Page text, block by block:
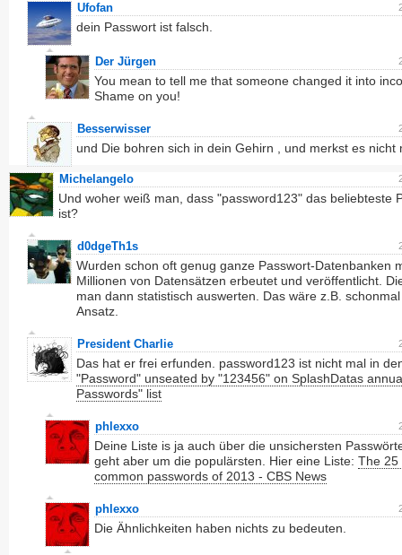
Ufofan
dein Passwort ist falsch.
Der Jürgen
You mean to tell me that someone changed it into
Shame on you!
Besserwisser
und Die bohren sich in dein Gehirn , und merkst es nicht
Michelangelo
Und woher weiß man, dass "password123" das beliebteste
ist?
d0dgeTh1s
Wurden schon oft genug ganze Passwort-Datenbanken
Millionen von Datensätzen erbeutet und veröffentlicht.
man dann statistisch auswerten. Das wäre z.B.
Ansatz.
President Charlie
Das hat er frei erfunden. password123 ist nicht mal in
"Password" unseated by "123456" on SplashDatas
Passwords" list
phlexxo
Deine Liste is ja auch über die unsichersten
geht aber um die populärsten. Hier eine Liste: The 25
common passwords of 2013 - CBS News
phlexxo
Die Ähnlichkeiten haben nichts zu bedeuten.